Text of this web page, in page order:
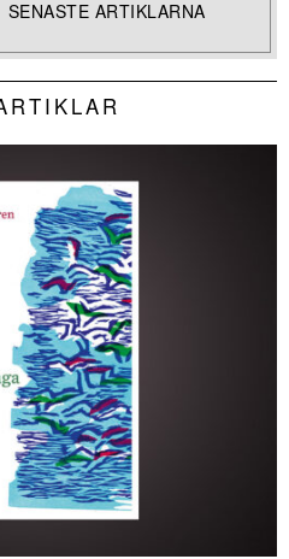
SENASTE ARTIKLARNA